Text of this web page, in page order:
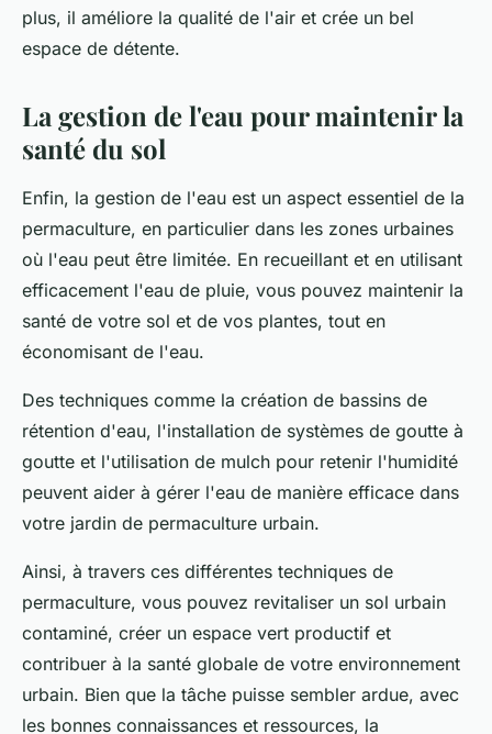
plus, il améliore la qualité de l'air et crée un bel
espace de détente.
La gestion de l'eau pour maintenir la
santé du sol
Enfin, la gestion de l'eau est un aspect essentiel de la
permaculture, en particulier dans les zones urbaines
où l'eau peut être limitée. En recueillant et en utilisant
efficacement l'eau de pluie, vous pouvez maintenir la
santé de votre sol et de vos plantes, tout en
économisant de l'eau.
Des techniques comme la création de bassins de
rétention d'eau, l'installation de systèmes de goutte à
goutte et l'utilisation de mulch pour retenir l'humidité
peuvent aider à gérer l'eau de manière efficace dans
votre jardin de permaculture urbain.
Ainsi, à travers ces différentes techniques de
permaculture, vous pouvez revitaliser un sol urbain
contaminé, créer un espace vert productif et
contribuer à la santé globale de votre environnement
urbain. Bien que la tâche puisse sembler ardue, avec
les bonnes connaissances et ressources, la